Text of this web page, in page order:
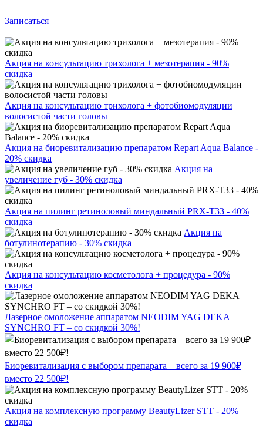
Записаться
Акция на консультацию трихолога + мезотерапия - 90%
скидка
Акция на консультацию трихолога + фотобиомодуляции
волосистой части головы
Акция на биоревитализацию препаратом Repart Aqua Balance -
20% скидка
Акция на
увеличение губ - 30% скидка
Акция на пилинг ретиноловый миндальный PRX-T33 - 40%
скидка
Акция на
ботулинотерапию - 30% скидка
Акция на консультацию косметолога + процедура - 90%
скидка
Лазерное омоложение аппаратом NEODIM YAG DEKA
SYNCHRO FT – со скидкой 30%!
Биоревитализация с выбором препарата – всего за 19 900₽
вместо 22 500₽!
Акция на комплексную программу BeautyLizer STT - 20%
скидка